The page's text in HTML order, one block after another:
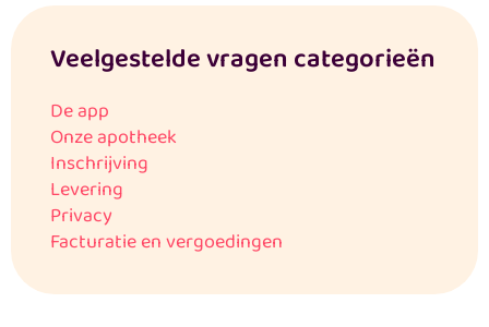
Veelgestelde vragen categorieën
De app
Onze apotheek
Inschrijving
Levering
Privacy
Facturatie en vergoedingen